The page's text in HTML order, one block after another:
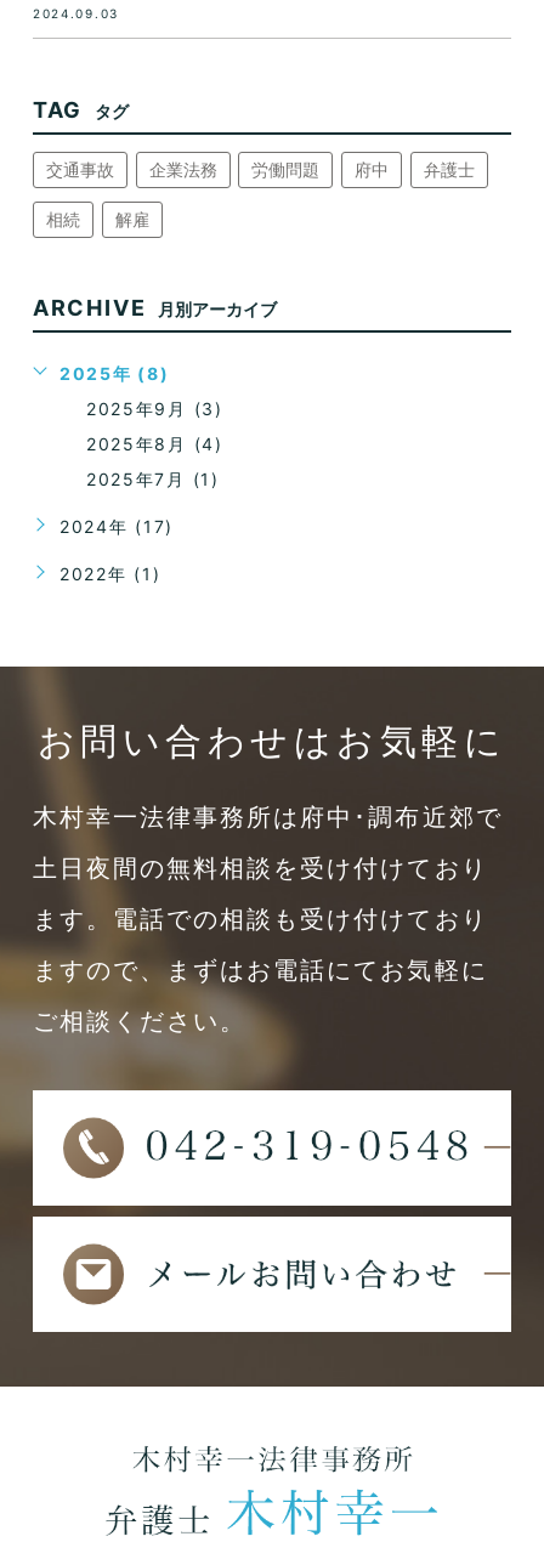
2024.09.03
TAG タグ
交通事故 企業法務 労働問題 府中 弁護士
相続 解雇
ARCHIVE 月別アーカイブ
2025年 (8)
2025年9月 (3)
2025年8月 (4)
2025年7月 (1)
2024年 (17)
2022年 (1)
お問い合わせはお気軽に
木村幸一法律事務所は府中･調布近郊で
土日夜間の無料相談を受け付けており
ます。電話での相談も受け付けており
ますので、まずはお電話にてお気軽に
ご相談ください。